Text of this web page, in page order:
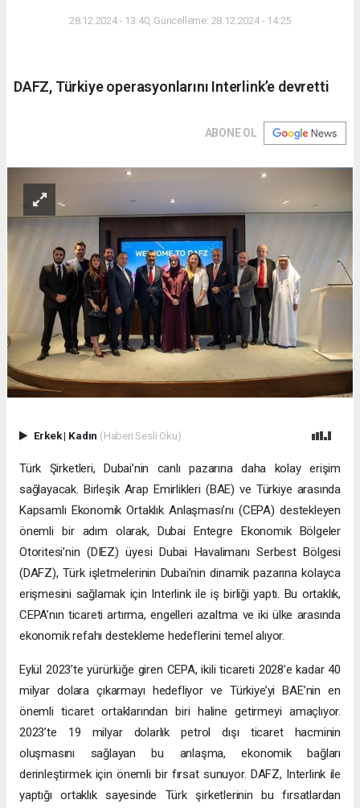
28.12.2024 - 13:40, Güncelleme: 28.12.2024 - 14:25
DAFZ, Türkiye operasyonlarını Interlink’e devretti
ABONE OL
Erkek| Kadın (Haberi Sesli Oku)
Türk Şirketleri, Dubai’nin canlı pazarına daha kolay erişim
sağlayacak. Birleşik Arap Emirlikleri (BAE) ve Türkiye arasında
Kapsamlı Ekonomik Ortaklık Anlaşması’nı (CEPA) destekleyen
önemli bir adım olarak, Dubai Entegre Ekonomik Bölgeler
Otoritesi’nin (DIEZ) üyesi Dubai Havalimanı Serbest Bölgesi
(DAFZ), Türk işletmelerinin Dubai’nin dinamik pazarına kolayca
erişmesini sağlamak için Interlink ile iş birliği yaptı. Bu ortaklık,
CEPA’nın ticareti artırma, engelleri azaltma ve iki ülke arasında
ekonomik refahı destekleme hedeflerini temel alıyor.
Eylül 2023’te yürürlüğe giren CEPA, ikili ticareti 2028’e kadar 40
milyar dolara çıkarmayı hedefliyor ve Türkiye’yi BAE’nin en
önemli ticaret ortaklarından biri haline getirmeyi amaçlıyor.
2023’te 19 milyar dolarlık petrol dışı ticaret hacminin
oluşmasını sağlayan bu anlaşma, ekonomik bağları
derinleştirmek için önemli bir fırsat sunuyor. DAFZ, Interlink ile
yaptığı ortaklık sayesinde Türk şirketlerinin bu fırsatlardan